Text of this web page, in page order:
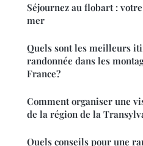
Séjournez au flobart :
mer
Quels sont les meilleurs
randonnée dans les
France?
Comment organiser une
de la région de la
Quels conseils pour une